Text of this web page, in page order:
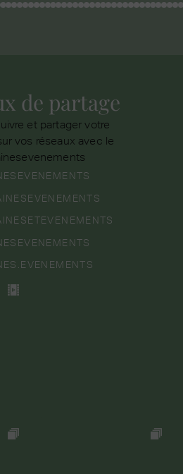
de partage
et partager votre
vos réseaux avec le